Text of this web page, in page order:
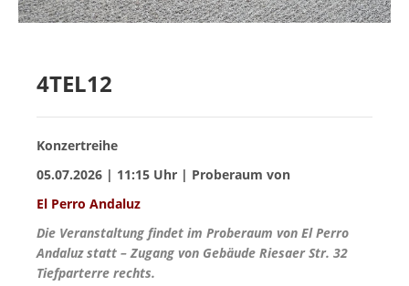
VERMIETUNG
UNTERSTÜTZEN
NEWSLETTER
4TEL12
Konzertreihe
05.07.2026 | 11:15 Uhr | Proberaum von
El Perro Andaluz
Die Veranstaltung findet im Proberaum von El Perro
Andaluz statt – Zugang von Gebäude Riesaer Str. 32
Tiefparterre rechts.